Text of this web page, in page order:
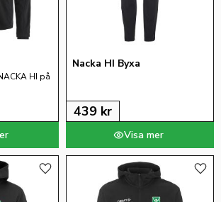
HI på
Nacka HI Byxa
439 kr
Lägg till i favoriter